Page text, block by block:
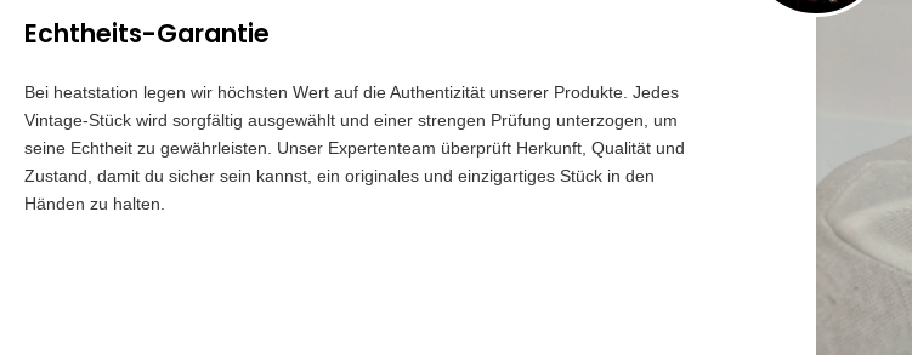
Echtheits-Garantie
Bei heatstation legen wir höchsten Wert auf die Authentizität unserer Produkte. Jedes
Vintage-Stück wird sorgfältig ausgewählt und einer strengen Prüfung unterzogen, um
seine Echtheit zu gewährleisten. Unser Expertenteam überprüft Herkunft, Qualität und
Zustand, damit du sicher sein kannst, ein originales und einzigartiges Stück in den
Händen zu halten.